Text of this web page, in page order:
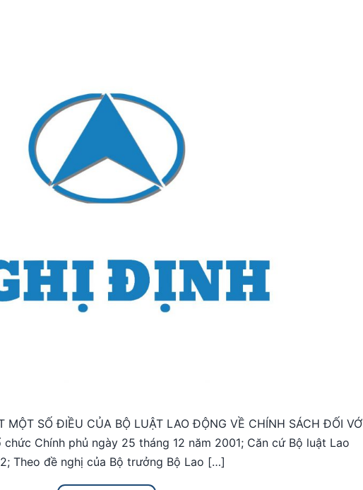
MỘT SỐ ĐIỀU CỦA BỘ LUẬT LAO ĐỘNG VỀ CHÍNH SÁCH ĐỐI
Chính phủ ngày 25 tháng 12 năm 2001; Căn cứ Bộ luật Lao
Theo đề nghị của Bộ trưởng Bộ Lao […]